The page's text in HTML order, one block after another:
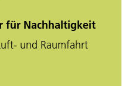
für Nachhaltigkeit
und Raumfahrt